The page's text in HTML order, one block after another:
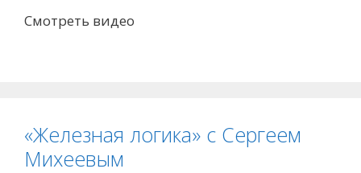
Смотреть видео
«Железная логика» с Сергеем
Михеевым